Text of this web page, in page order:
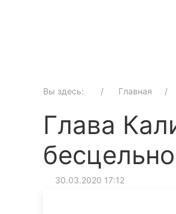
Вы здесь: Главная
Глава
30.03.2020 17:12